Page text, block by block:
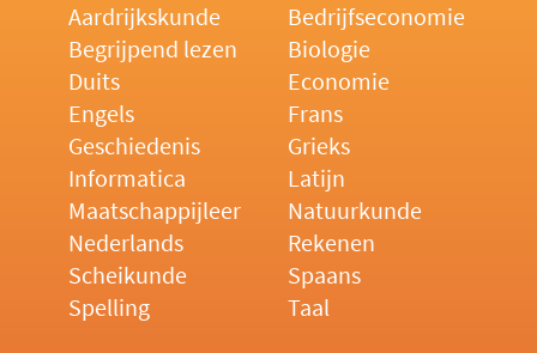
Aardrijkskunde
Bedrijfseconomie
Begrijpend lezen
Biologie
Duits
Economie
Engels
Frans
Geschiedenis
Grieks
Informatica
Latijn
Maatschappijleer
Natuurkunde
Nederlands
Rekenen
Scheikunde
Spaans
Spelling
Taal